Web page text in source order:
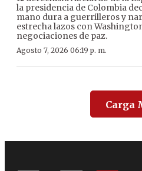
la presidencia de Colombia
mano dura a guerrilleros y
estrecha lazos con
negociaciones de paz.
Agosto 7, 2026 06:19 p. m.
Carga